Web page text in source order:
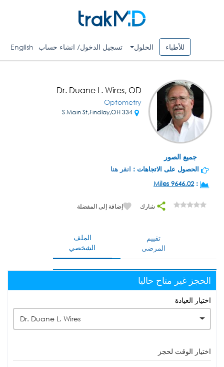
للأطباء الحلول تسجيل الدخول/ انشاء حساب English
جميع الصور
Dr. Duane L. Wires, OD
Optometry
الحصول على الاتجاهات : انقر هنا
:
9646.02 Miles
شارك إضافة إلى المفضلة
الملف
الشخصي
تقييم
المرضى
الحجز غير متاح حاليا
اختيار العيادة
Dr. Duane L. Wires
اختيار الوقت لحجز